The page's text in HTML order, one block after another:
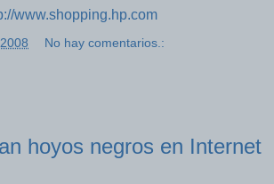
www.shopping.hp.com
No hay comentarios.:
hoyos negros en Internet